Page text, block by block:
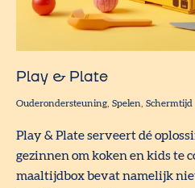
Play & Plate
Ouderondersteuning Spelen Schermtijd
Play & Plate serveert dé
gezinnen om koken en kids te
maaltijdbox bevat namelijk